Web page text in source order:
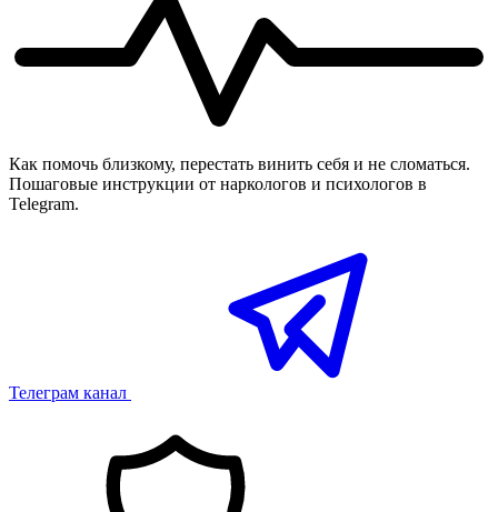
Как помочь близкому, перестать винить себя и не сломаться.
Пошаговые инструкции от наркологов и психологов в
Telegram.
Телеграм канал